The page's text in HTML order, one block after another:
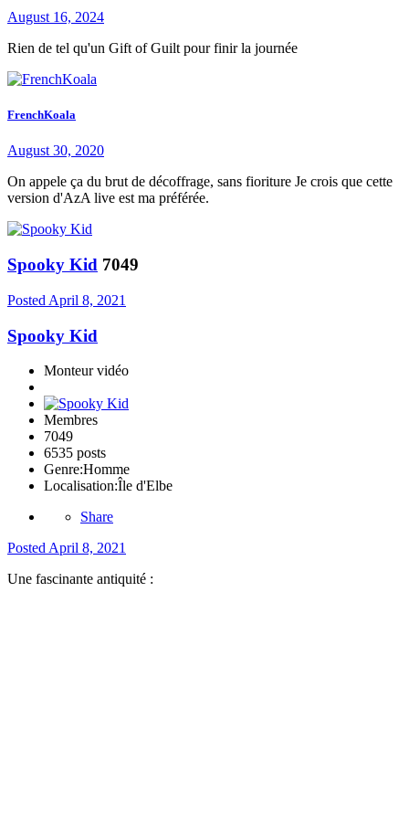
August 16, 2024
Rien de tel qu'un Gift of Guilt pour finir la journée
FrenchKoala
August 30, 2020
On appele ça du brut de décoffrage, sans fioriture Je crois que cette
version d'AzA live est ma préférée.
Spooky Kid 7049
Posted April 8, 2021
Spooky Kid
Monteur vidéo
Membres
7049
6535 posts
Genre:Homme
Localisation:Île d'Elbe
Share
Posted April 8, 2021
Une fascinante antiquité :